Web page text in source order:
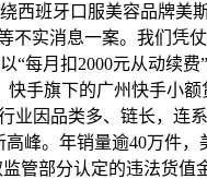
西班牙口服美容品牌
不实消息一案。我们
“每月扣2000元从动续
手旗下的广州快手小
业因品类多、链长，
峰。年销量逾40万件
管部分认定的违法货